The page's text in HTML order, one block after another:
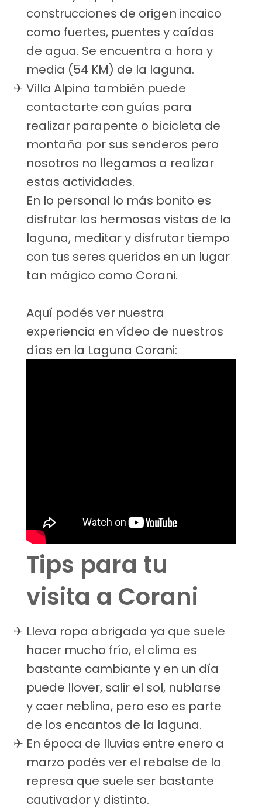
construcciones de origen incaico
como fuertes, puentes y caídas
de agua. Se encuentra a hora y
media (54 KM) de la laguna.
Villa Alpina también puede
contactarte con guías para
realizar parapente o bicicleta de
montaña por sus senderos pero
nosotros no llegamos a realizar
estas actividades.
En lo personal lo más bonito es
disfrutar las hermosas vistas de la
laguna, meditar y disfrutar tiempo
con tus seres queridos en un lugar
tan mágico como Corani.
Aquí podés ver nuestra
experiencia en vídeo de nuestros
días en la Laguna Corani:
Tips para tu
visita a Corani
Lleva ropa abrigada ya que suele
hacer mucho frío, el clima es
bastante cambiante y en un día
puede llover, salir el sol, nublarse
y caer neblina, pero eso es parte
de los encantos de la laguna.
En época de lluvias entre enero a
marzo podés ver el rebalse de la
represa que suele ser bastante
cautivador y distinto.